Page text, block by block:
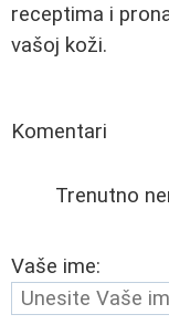
receptima i
vašoj koži.
Komentari
Trenutno
Vaše ime: